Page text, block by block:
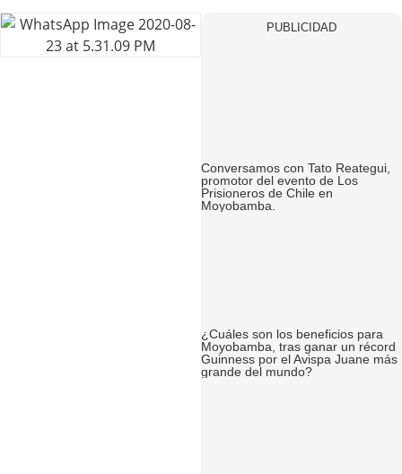
PUBLICIDAD
Conversamos con Tato Reategui,
promotor del evento de Los
Prisioneros de Chile en
Moyobamba.
¿Cuáles son los beneficios para
Moyobamba, tras ganar un récord
Guinness por el Avispa Juane más
grande del mundo?